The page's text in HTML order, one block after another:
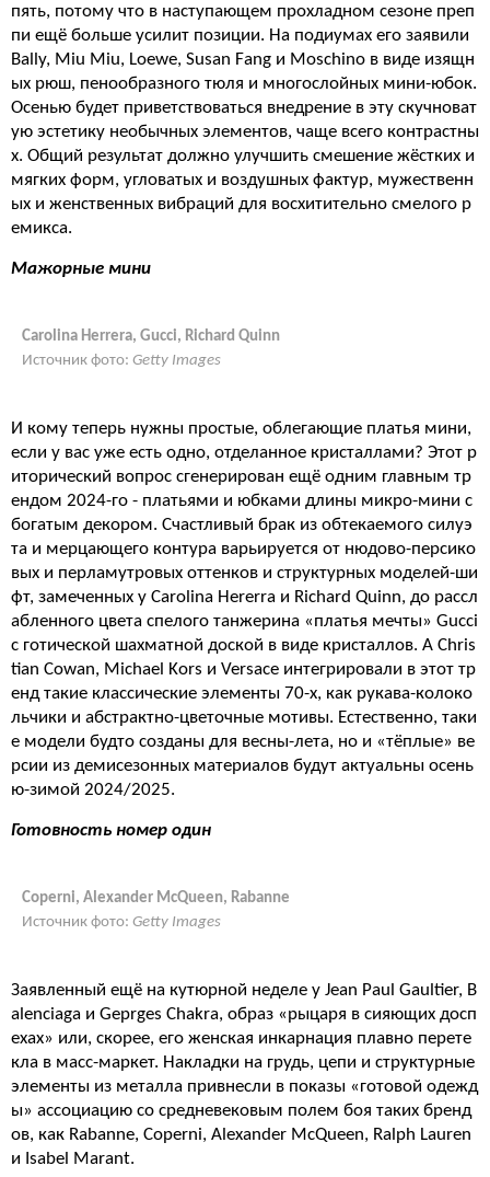
пять, потому что в наступающем прохладном сезоне преп
пи ещё больше усилит позиции. На подиумах его заявили
Bally, Miu Miu, Loewe, Susan Fang и Moschino в виде изящн
ых рюш, пенообразного тюля и многослойных мини-юбок.
Осенью будет приветствоваться внедрение в эту скучноват
ую эстетику необычных элементов, чаще всего контрастны
х. Общий результат должно улучшить смешение жёстких и
мягких форм, угловатых и воздушных фактур, мужественн
ых и женственных вибраций для восхитительно смелого р
емикса.
Мажорные мини
Carolina Herrera, Gucci, Richard Quinn
Источник фото: Getty Images
И кому теперь нужны простые, облегающие платья мини,
если у вас уже есть одно, отделанное кристаллами? Этот р
иторический вопрос сгенерирован ещё одним главным тр
ендом 2024-го - платьями и юбками длины микро-мини с
богатым декором. Счастливый брак из обтекаемого силуэ
та и мерцающего контура варьируется от нюдово-персико
вых и перламутровых оттенков и структурных моделей-ши
фт, замеченных у Carolina Hererra и Richard Quinn, до рассл
абленного цвета спелого танжерина «платья мечты» Gucci
с готической шахматной доской в виде кристаллов. А Chris
tian Cowan, Michael Kors и Versace интегрировали в этот тр
енд такие классические элементы 70-х, как рукава-колоко
льчики и абстрактно-цветочные мотивы. Естественно, таки
е модели будто созданы для весны-лета, но и «тёплые» ве
рсии из демисезонных материалов будут актуальны осень
ю-зимой 2024/2025.
Готовность номер один
Coperni, Alexander McQueen, Rabanne
Источник фото: Getty Images
Заявленный ещё на кутюрной неделе у Jean Paul Gaultier, B
alenciaga и Geprges Chakra, образ «рыцаря в сияющих досп
ехах» или, скорее, его женская инкарнация плавно перете
кла в масс-маркет. Накладки на грудь, цепи и структурные
элементы из металла привнесли в показы «готовой одежд
ы» ассоциацию со средневековым полем боя таких бренд
ов, как Rabanne, Coperni, Alexander McQueen, Ralph Lauren
и Isabel Marant.